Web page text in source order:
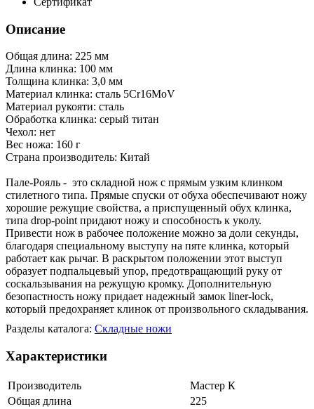
Описание
Общая длина: 225 мм
Длина клинка: 100 мм
Толщина клинка: 3,0 мм
Материал клинка: сталь 5Cr16MoV
Материал рукояти: сталь
Обработка клинка: серый титан
Чехол: нет
Вес ножа: 160 г
Страна производитель: Китай
Пале-Рояль - это складной нож с прямым узким клинком
стилетного типа. Прямые спуски от обуха обеспечивают ножу
хорошие режущие свойства, а приспущенный обух клинка,
типа drop-point придают ножу и способность к уколу.
Привести нож в рабочее положение можно за доли секунды,
благодаря специальному выступу на пяте клинка, который
работает как рычаг. В раскрытом положении этот выступ
образует подпальцевый упор, предотвращающий руку от
соскальзывания на режущую кромку. Дополнительную
безопастность ножу придает надежный замок liner-lock,
который предохраняет клинок от произвольного складывания.
Разделы каталога: Складные ножи
Характеристики
Производитель
Мастер К
Общая длина
225